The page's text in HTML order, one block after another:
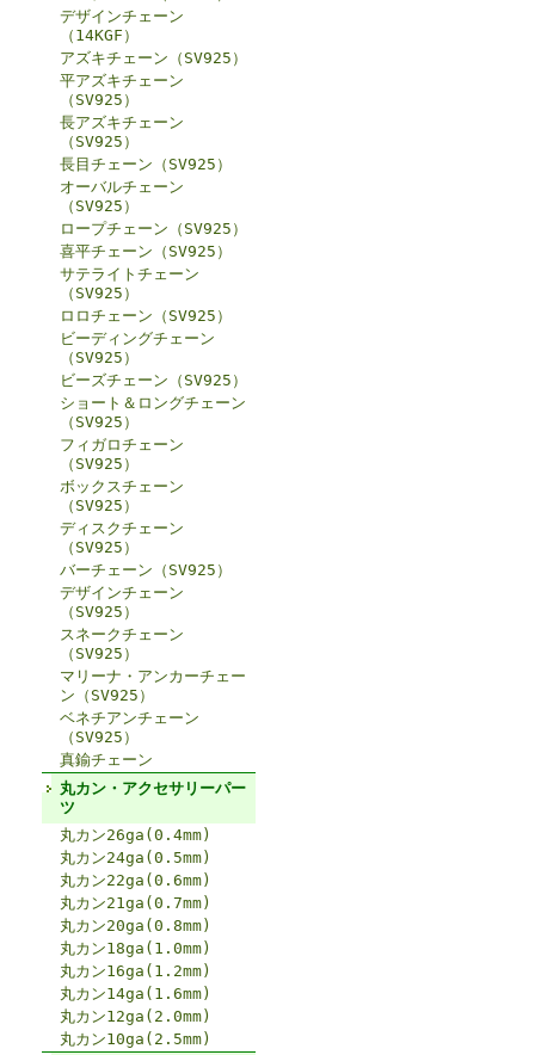
デザインチェーン
（14KGF）
アズキチェーン（SV925）
平アズキチェーン
（SV925）
長アズキチェーン
（SV925）
長目チェーン（SV925）
オーバルチェーン
（SV925）
ロープチェーン（SV925）
喜平チェーン（SV925）
サテライトチェーン
（SV925）
ロロチェーン（SV925）
ビーディングチェーン
（SV925）
ビーズチェーン（SV925）
ショート＆ロングチェーン
（SV925）
フィガロチェーン
（SV925）
ボックスチェーン
（SV925）
ディスクチェーン
（SV925）
バーチェーン（SV925）
デザインチェーン
（SV925）
スネークチェーン
（SV925）
マリーナ・アンカーチェー
ン（SV925）
ベネチアンチェーン
（SV925）
真鍮チェーン
丸カン・アクセサリーパー
ツ
丸カン26ga(0.4mm)
丸カン24ga(0.5mm)
丸カン22ga(0.6mm)
丸カン21ga(0.7mm)
丸カン20ga(0.8mm)
丸カン18ga(1.0mm)
丸カン16ga(1.2mm)
丸カン14ga(1.6mm)
丸カン12ga(2.0mm)
丸カン10ga(2.5mm)